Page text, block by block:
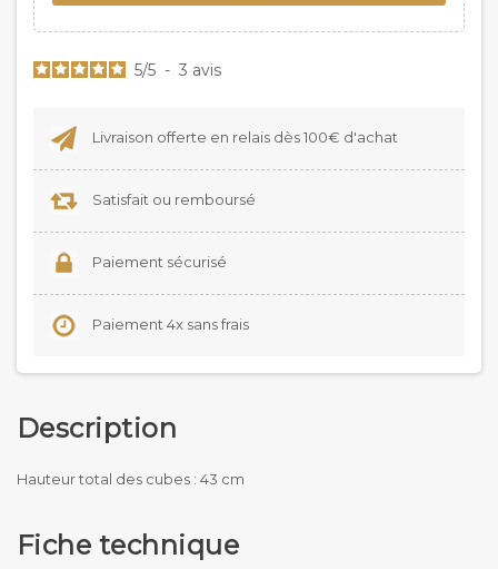
5/5 - 3 avis
Livraison offerte en relais dès 100€ d'achat
Satisfait ou remboursé
Paiement sécurisé
Paiement 4x sans frais
Description
Hauteur total des cubes : 43 cm
Fiche technique